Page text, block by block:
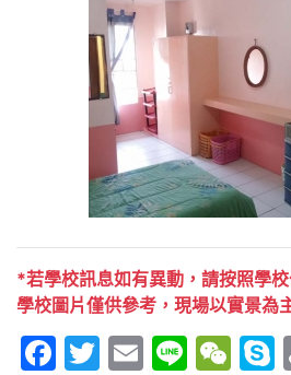
*若學校訊息如有異動，請按照學校
學校圖片僅供參考，現場以實景為
Facebook
Twitter
Email
Line